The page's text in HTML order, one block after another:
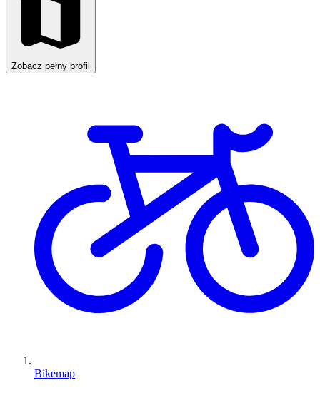
Zobacz pełny profil
Bikemap